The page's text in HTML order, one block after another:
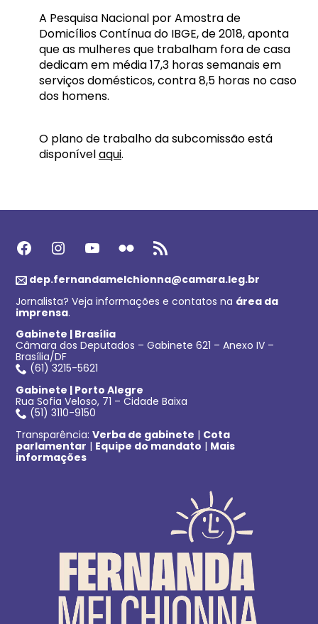
A Pesquisa Nacional por Amostra de
Domicílios Contínua do IBGE, de 2018, aponta
que as mulheres que trabalham fora de casa
dedicam em média 17,3 horas semanais em
serviços domésticos, contra 8,5 horas no caso
dos homens.
O plano de trabalho da subcomissão está
disponívelaqui.
Facebook Instagram Youtube Flickr Feed RSS
dep.fernandamelchionna@camara.leg.br
Jornalista? Veja informações e contatos na área da
imprensa.
Gabinete | Brasília
Câmara dos Deputados – Gabinete 621 – Anexo IV –
Brasília/DF
(61) 3215-5621
Gabinete | Porto Alegre
Rua Sofia Veloso, 71 – Cidade Baixa
(51) 3110-9150
Transparência:Verba de gabinete | Cota
parlamentar | Equipe do mandato | Mais
informações